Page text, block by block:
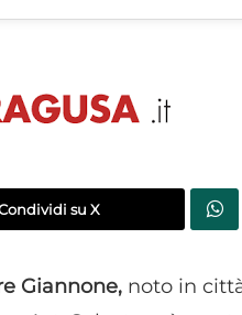
su X
Giannone, noto in